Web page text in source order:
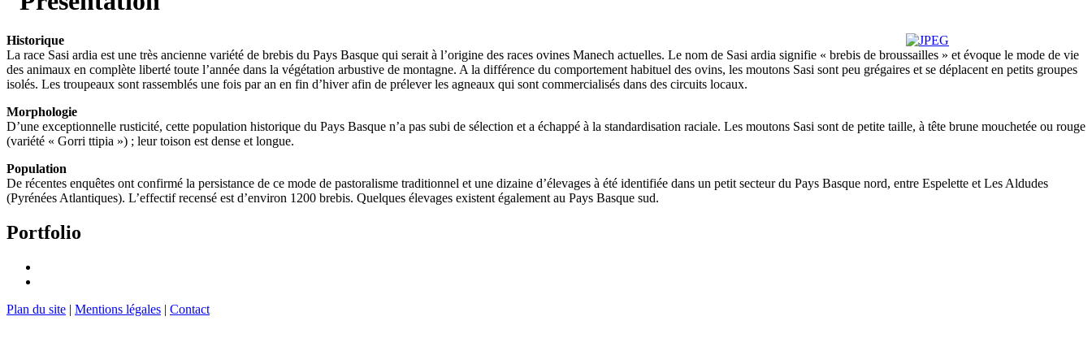
Historique
La race Sasi ardia est une très ancienne variété de brebis du Pays Basque qui serait à l’origine des races ovines Manech actuelles. Le nom de Sasi ardia signifie « brebis de broussailles » et évoque le mode de vie
des animaux en complète liberté toute l’année dans la végétation arbustive de montagne. A la différence du comportement habituel des ovins, les moutons Sasi sont peu grégaires et se déplacent en petits groupes
isolés. Les troupeaux sont rassemblés une fois par an en fin d’hiver afin de prélever les agneaux qui sont commercialisés dans des circuits locaux.
Morphologie
D’une exceptionnelle rusticité, cette population historique du Pays Basque n’a pas subi de sélection et a échappé à la standardisation raciale. Les moutons Sasi sont de petite taille, à tête brune mouchetée ou rouge
(variété « Gorri ttipia ») ; leur toison est dense et longue.
Population
De récentes enquêtes ont confirmé la persistance de ce mode de pastoralisme traditionnel et une dizaine d’élevages à été identifiée dans un petit secteur du Pays Basque nord, entre Espelette et Les Aldudes
(Pyrénées Atlantiques). L’effectif recensé est d’environ 1200 brebis. Quelques élevages existent également au Pays Basque sud.
Portfolio
Plan du site | Mentions légales | Contact